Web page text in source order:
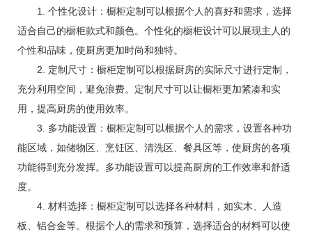
1. 个性化设计：橱柜定制可以根据个人的喜好和需求，选择
适合自己的橱柜款式和颜色。个性化的橱柜设计可以展现主人的
个性和品味，使厨房更加时尚和独特。
2. 定制尺寸：橱柜定制可以根据厨房的实际尺寸进行定制，
充分利用空间，避免浪费。定制尺寸可以让橱柜更加紧凑和实
用，提高厨房的使用效率。
3. 多功能设置：橱柜定制可以根据个人的需求，设置各种功
能区域，如储物区、烹饪区、清洗区、餐具区等，使厨房的各项
功能得到充分发挥。多功能设置可以提高厨房的工作效率和舒适
度。
4. 材料选择：橱柜定制可以选择各种材料，如实木、人造
板、铝合金等。根据个人的需求和预算，选择适合的材料可以使